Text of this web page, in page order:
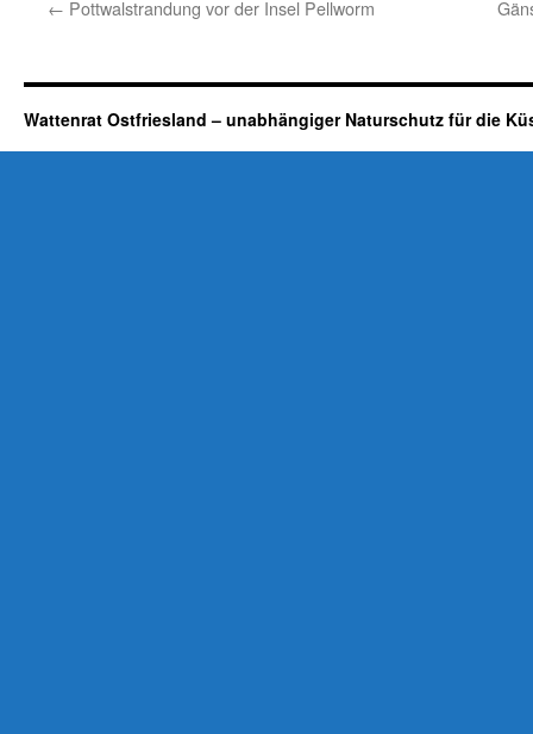
← Pottwalstrandung vor der Insel Pellworm
Wattenrat Ostfriesland – unabhängiger Naturschutz für die